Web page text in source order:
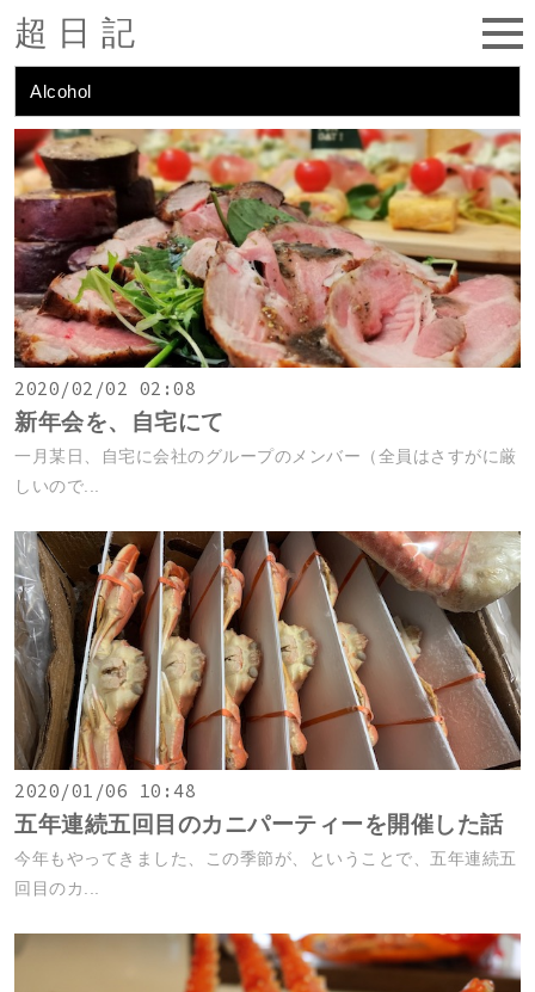
超日記
Alcohol
2020/02/02 02:08
新年会を、自宅にて
一月某日、自宅に会社のグループのメンバー（全員はさすがに厳
しいので...
2020/01/06 10:48
五年連続五回目のカニパーティーを開催した話
今年もやってきました、この季節が、ということで、五年連続五
回目のカ...